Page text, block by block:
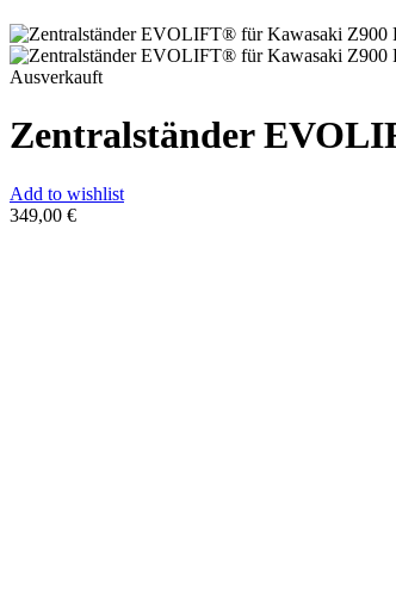
Ausverkauft
Zentralständer
Add to wishlist
349,00 €